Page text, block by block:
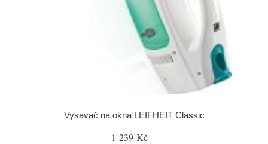
Vysavač na okna LEIFHEIT Classic
1 239 Kč